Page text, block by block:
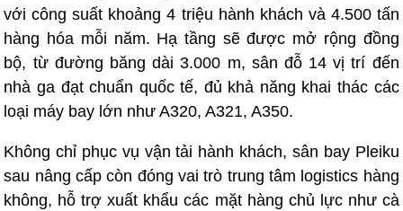
với công suất khoảng 4 triệu hành khách và 4.500 tấn
hàng hóa mỗi năm. Hạ tầng sẽ được mở rộng đồng
bộ, từ đường băng dài 3.000 m, sân đỗ 14 vị trí đến
nhà ga đạt chuẩn quốc tế, đủ khả năng khai thác các
loại máy bay lớn như A320, A321, A350.
Không chỉ phục vụ vận tải hành khách, sân bay Pleiku
sau nâng cấp còn đóng vai trò trung tâm logistics hàng
không, hỗ trợ xuất khẩu các mặt hàng chủ lực như cà